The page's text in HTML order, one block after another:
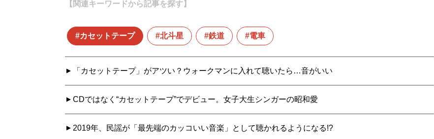
【関連キーワードから記事を探す】
カセットテープ 北斗星 鉄道 電車
「カセットテープ」がアツい？ウォークマンに入れて聴いたら…音がいい
CDではなく“カセットテープ”でデビュー。女子大生シンガーの昭和愛
2019年、民謡が「最先端のカッコいい音楽」として聴かれるようになる!?